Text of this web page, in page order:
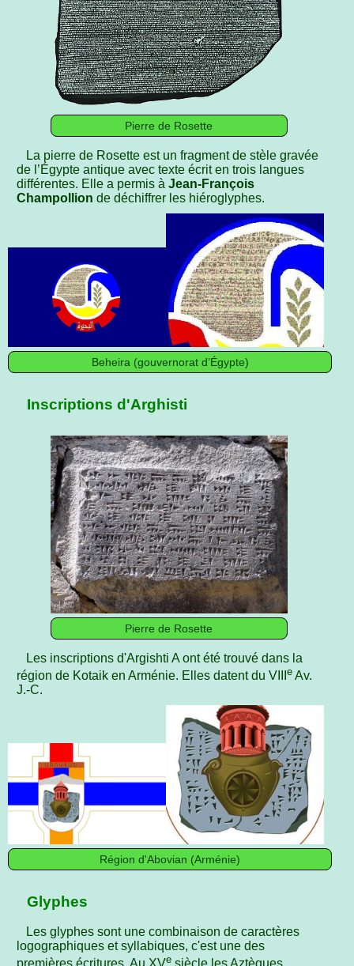
Pierre de Rosette
La pierre de Rosette est un fragment de stèle gravée
de l’Égypte antique avec texte écrit en trois langues
différentes. Elle a permis àJean-François
Champollion de déchiffrer les hiéroglyphes.
Beheira (gouvernorat d’Égypte)
Inscriptions d'Arghisti
Pierre de Rosette
Les inscriptions d'Argishti A ont été trouvé dans la
région de Kotaik en Arménie. Elles datent du VIIIe Av.
J.-C.
Région d'Abovian (Arménie)
Glyphes
Les glyphes sont une combinaison de caractères
logographiques et syllabiques, c'est une des
e